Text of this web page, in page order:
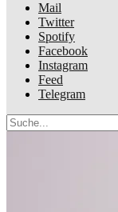
Mail
Twitter
Spotify
Facebook
Instagram
Feed
Telegram
Suche